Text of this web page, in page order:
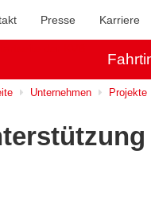
Presse Karriere
Unternehmen Projekte